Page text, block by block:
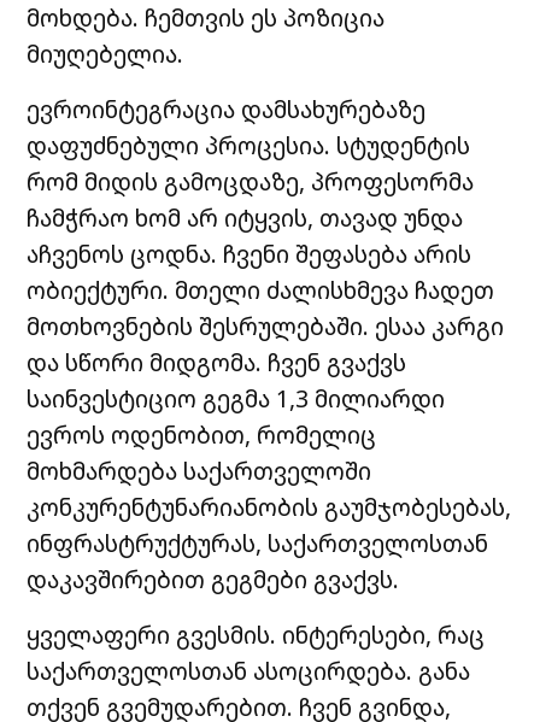
მოხდება. ჩემთვის ეს პოზიცია
მიუღებელია.
ევროინტეგრაცია დამსახურებაზე
დაფუძნებული პროცესია. სტუდენტის
რომ მიდის გამოცდაზე, პროფესორმა
ჩამჭრაო ხომ არ იტყვის, თავად უნდა
აჩვენოს ცოდნა. ჩვენი შეფასება არის
ობიექტური. მთელი ძალისხმევა ჩადეთ
მოთხოვნების შესრულებაში. ესაა კარგი
და სწორი მიდგომა. ჩვენ გვაქვს
საინვესტიციო გეგმა 1,3 მილიარდი
ევროს ოდენობით, რომელიც
მოხმარდება საქართველოში
კონკურენტუნარიანობის გაუმჯობესებას,
ინფრასტრუქტურას, საქართველოსთან
დაკავშირებით გეგმები გვაქვს.
ყველაფერი გვესმის. ინტერესები, რაც
საქართველოსთან ასოცირდება. განა
თქვენ გვემუდარებით. ჩვენ გვინდა,